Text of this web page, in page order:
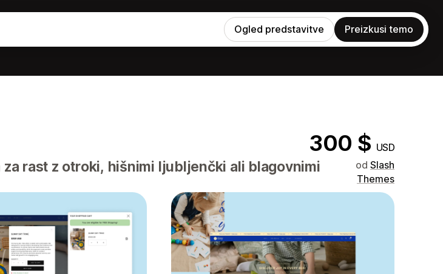
Ogled predstavitve Preizkusi temo
300 $ USD
rast z otroki, hišnimi ljubljenčki ali blagovnimi
od Slash
Themes